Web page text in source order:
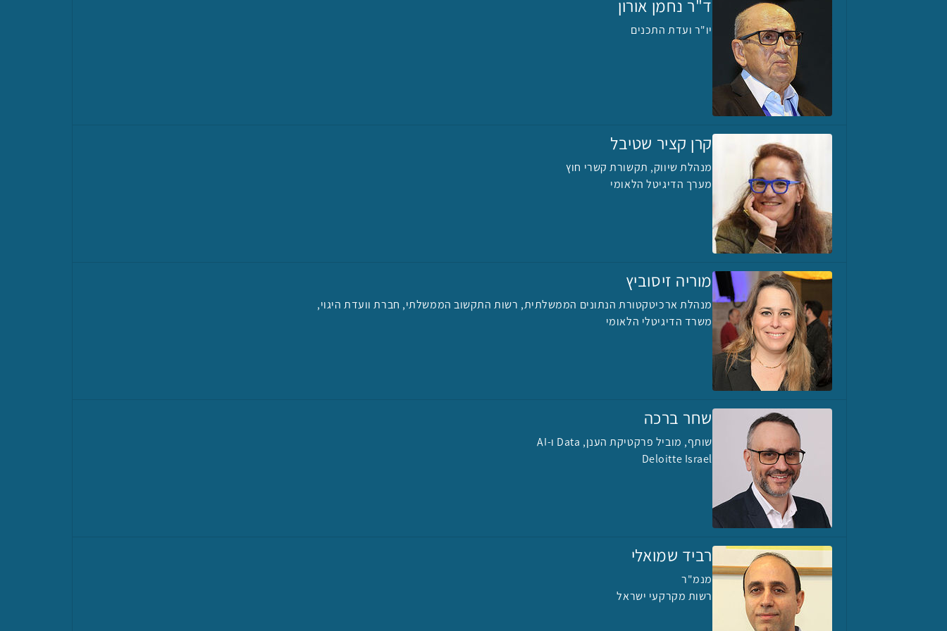
ד"ר נחמן אורון
יו"ר ועדת התכנים
קרן קציר שטיבל
מנהלת שיווק, תקשורת קשרי חוץ
מערך הדיגיטל הלאומי
מוריה זיסוביץ
מנהלת ארכיטקטורת הנתונים הממשלתית, רשות התקשוב הממשלתי, חברת וועדת היגוי,
משרד הדיגיטלי הלאומי
שחר ברכה
שותף, מוביל פרקטיקת הענן, Data ו-AI
Deloitte Israel
רביד שמואלי
מנמ"ר
רשות מקרקעי ישראל